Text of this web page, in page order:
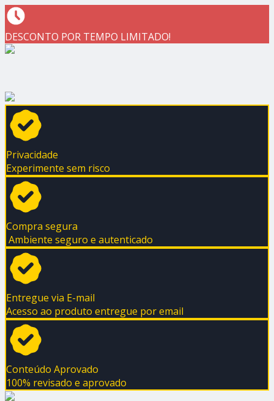
DESCONTO POR TEMPO LIMITADO!
Privacidade
Experimente sem risco
Compra segura
Ambiente seguro e autenticado
Entregue via E-mail
Acesso ao produto entregue por email
Conteúdo Aprovado
100% revisado e aprovado